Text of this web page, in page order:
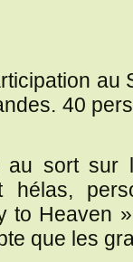
au
40
au sort sur
to Heaven
que les